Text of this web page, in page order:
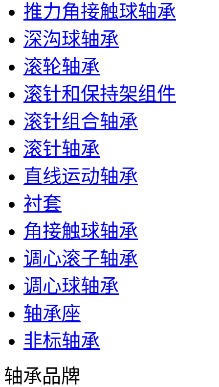
推力角接触球轴承
深沟球轴承
滚轮轴承
滚针和保持架组件
滚针组合轴承
滚针轴承
直线运动轴承
衬套
角接触球轴承
调心滚子轴承
调心球轴承
轴承座
非标轴承
轴承品牌